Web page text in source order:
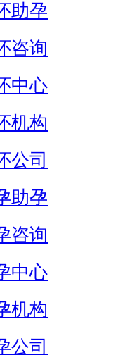
助孕
咨询
中心
机构
公司
助孕
咨询
中心
机构
公司